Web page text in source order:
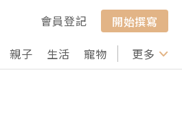
會員登記
開始撰寫
親子 生活 寵物 行山 打卡
更多